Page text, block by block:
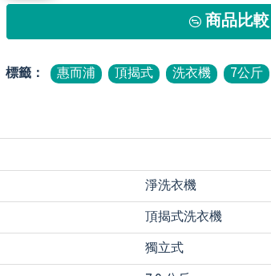
商品比較
標籤： 惠而浦 頂揭式 洗衣機 7公斤
淨洗衣機
頂揭式洗衣機
獨立式